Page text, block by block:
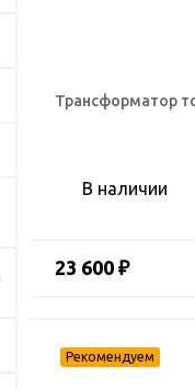
Трансформатор
В наличии
23 600 ₽